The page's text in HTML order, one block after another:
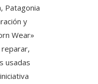
Patagonia
y
Wear»
usadas